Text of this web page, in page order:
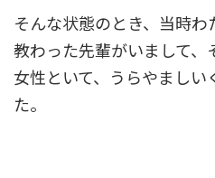
そんな状態のとき、当時
教わった先輩がいまして
女性といて、うらやましい
た。